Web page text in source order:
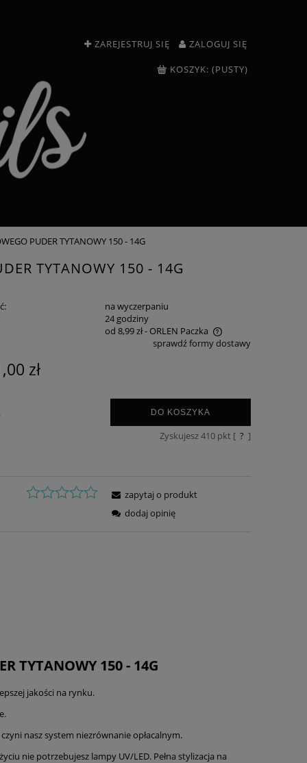
ZAREJESTRUJ SIĘ ZALOGUJ SIĘ
KOSZYK: (PUSTY)
PUDER TYTANOWY 150 - 14G
TYTANOWY 150 - 14G
na wyczerpaniu
24 godziny
od 8,99 zł- ORLEN Paczka
Cena nie zawiera ewentualnych kosztów
płatności
sprawdź formy dostawy
zł
DO KOSZYKA
Zyskujesz410pkt [ ? ]
zapytaj o produkt
dodaj opinię
TYTANOWY 150 - 14G
jakości na rynku.
czyni nasz system niezrównanie opłacalnym.
nie potrzebujesz lampy UV/LED. Pełna stylizacja na